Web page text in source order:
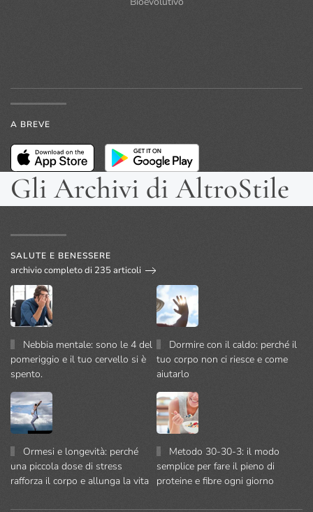
A BREVE
Gli Archivi di AltroStile
SALUTE E BENESSERE
archivio completo di 235 articoli
Nebbia mentale: sono le 4 del
pomeriggio e il tuo cervello si è
spento.
Dormire con il caldo: perché il
tuo corpo non ci riesce e come
aiutarlo
Ormesi e longevità: perché
una piccola dose di stress
rafforza il corpo e allunga la vita
Metodo 30-30-3: il modo
semplice per fare il pieno di
proteine e fibre ogni giorno